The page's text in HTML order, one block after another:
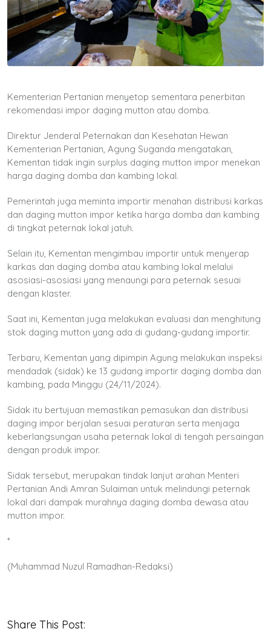
Kementerian Pertanian menyetop sementara penerbitan
rekomendasi impor daging mutton atau domba.
Direktur Jenderal Peternakan dan Kesehatan Hewan
Kementerian Pertanian, Agung Suganda mengatakan,
Kementan tidak ingin surplus daging mutton impor menekan
harga daging domba dan kambing lokal.
Pemerintah juga meminta importir menahan distribusi karkas
dan daging mutton impor ketika harga domba dan kambing
di tingkat peternak lokal jatuh.
Selain itu, Kementan mengimbau importir untuk menyerap
karkas dan daging domba atau kambing lokal melalui
asosiasi-asosiasi yang menaungi para peternak sesuai
dengan klaster.
Saat ini, Kementan juga melakukan evaluasi dan menghitung
stok daging mutton yang ada di gudang-gudang importir.
Terbaru, Kementan yang dipimpin Agung melakukan inspeksi
mendadak (sidak) ke 13 gudang importir daging domba dan
kambing, pada Minggu (24/11/2024).
Sidak itu bertujuan memastikan pemasukan dan distribusi
daging impor berjalan sesuai peraturan serta menjaga
keberlangsungan usaha peternak lokal di tengah persaingan
dengan produk impor.
Sidak tersebut, merupakan tindak lanjut arahan Menteri
Pertanian Andi Amran Sulaiman untuk melindungi peternak
lokal dari dampak murahnya daging domba dewasa atau
mutton impor.
*
(Muhammad Nuzul Ramadhan-Redaksi)
Share This Post: